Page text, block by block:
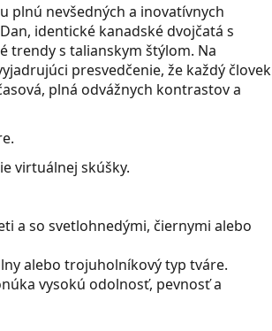
plnú nevšedných a inovatívnych
identické kanadské dvojčatá s
trendy s talianskym štýlom. Na
presvedčenie, že každý človek
plná odvážnych kontrastov a
virtuálnej skúšky.
a so svetlohnedými, čiernymi alebo
alebo trojuholníkový typ tváre.
vysokú odolnosť, pevnosť a